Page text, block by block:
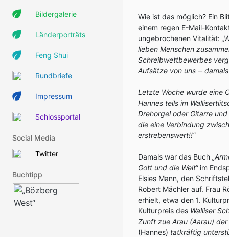
Bildergalerie
Länderporträts
Feng Shui
Rundbriefe
Impressum
Schlossportal
Social Media
Twitter
Buchtipp
Wie ist das möglich? Ein
einem regen E-Mail-
ungebrochenen Vitalität: „
lieben Menschen
Schreibwettbewerbes
Aufsätze von uns ‒
Letzte Woche wurde eine
Hannes teils im
Drehorgel oder Gitarre
die eine Verbindung
erstrebenswert!!“
Damals war das Buch
Gott und die Welt“im
Elsies Mann, den
Robert Mächler auf. Frau
erhielt, etwa den 1.
Kulturpreis des Walliser
Zunft zue Arau (Aarau) der
(Hannes) tatkräftig